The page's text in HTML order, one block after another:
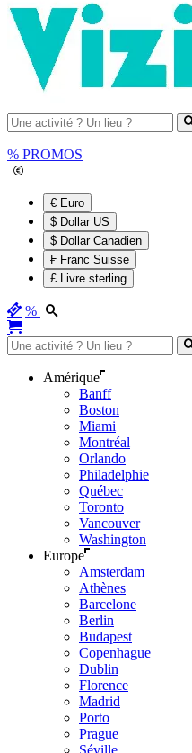
% PROMOS
€ Euro
$ Dollar US
$ Dollar Canadien
₣ Franc Suisse
£ Livre sterling
%
Amérique
Banff
Boston
Miami
Montréal
Orlando
Philadelphie
Québec
Toronto
Vancouver
Washington
Europe
Amsterdam
Athènes
Barcelone
Berlin
Budapest
Copenhague
Dublin
Florence
Madrid
Porto
Prague
Séville